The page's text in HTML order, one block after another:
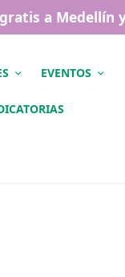
gratis a
EVENTOS